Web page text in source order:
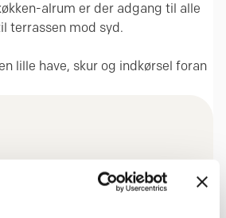
alrum er der adgang til alle
terrassen mod syd.
lille have, skur og indkørsel foran